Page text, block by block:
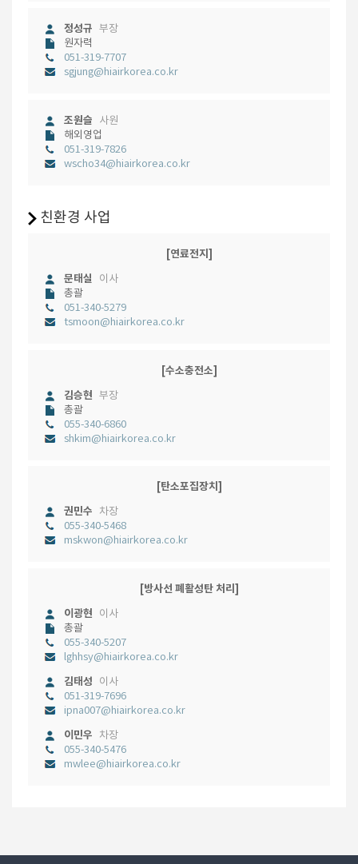
정성규 부장
원자력
051-319-7707
sgjung@hiairkorea.co.kr
조원슬
사원
해외영업
051-319-7826
wscho34@hiairkorea.co.kr
친환경 사업
[연료전지]
문태실
이사
총괄
051-340-5279
tsmoon@hiairkorea.co.kr
[수소충전소]
김승현 부장
총괄
055-340-6860
shkim@hiairkorea.co.kr
[탄소포집장치]
권민수
차장
055-340-5468
mskwon@hiairkorea.co.kr
[방사선 폐활성탄 처리]
이광현
이사
총괄
055-340-5207
lghhsy@hiairkorea.co.kr
김태성
이사
051-319-7696
ipna007@hiairkorea.co.kr
이민우
차장
055-340-5476
mwlee@hiairkorea.co.kr